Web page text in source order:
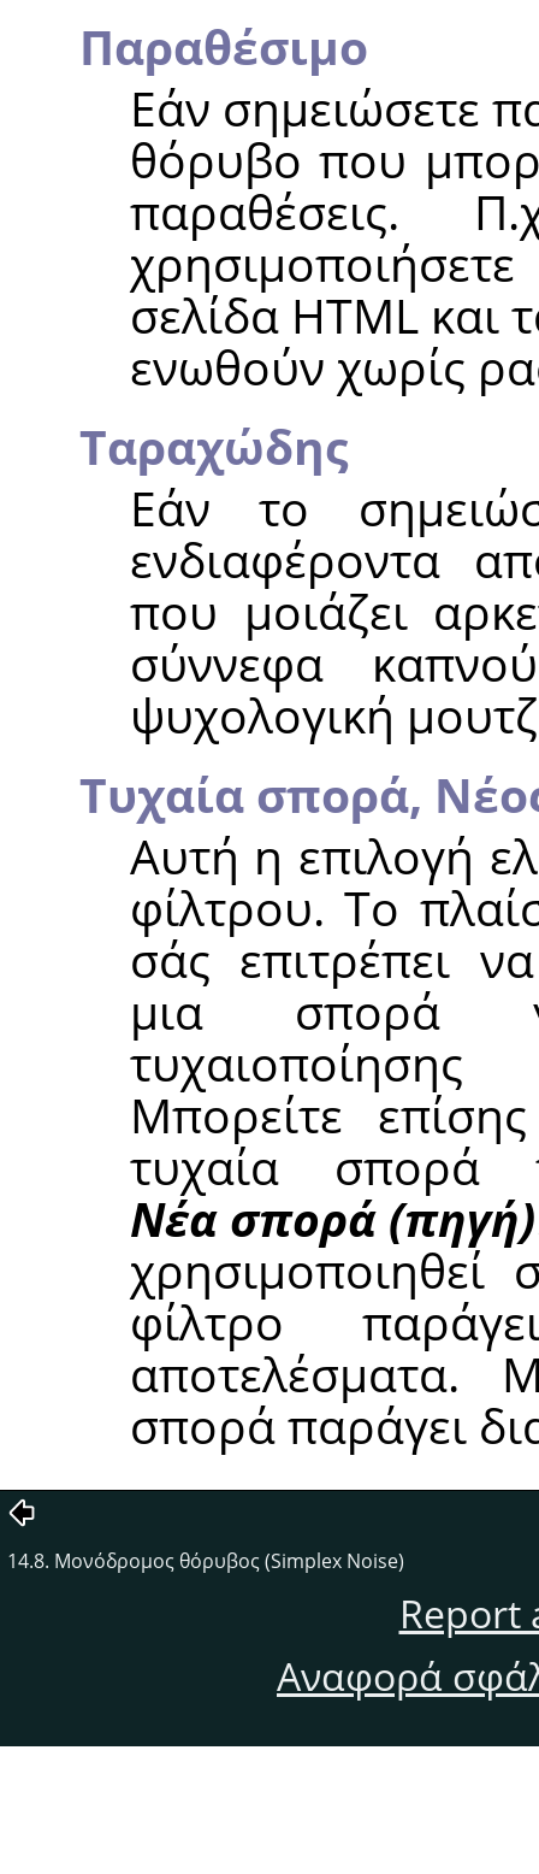
Παραθέσιμο
Εάν σημειώσετε
θόρυβο που
παραθέσεις.
σελίδα HTML και
ενωθούν χωρίς
Ταραχώδης
Εάν το
ενδιαφέροντα
που μοιάζει
σύννεφα
ψυχολογική
Τυχαία σπορά,
Αυτή η επιλογή
φίλτρου. Το
σάς επιτρέπει
μια σπορά
Μπορείτε
τυχαία σπορά
Νέα σπορά (πηγή)
χρησιμοποιηθεί
φίλτρο
αποτελέσματα.
σπορά παράγει
14.8. Μονόδρομος θόρυβος (Simplex Noise)
Report
Αναφορά